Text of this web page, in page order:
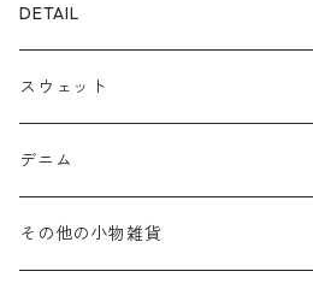
ECOレザー/ファー/ムートン
ブーツ
裏毛スウェット
爆暖フリース裏起毛
ボア
デニム
DETAIL
ロゴ
前後２WAY
スウェット
デニム
その他の小物雑貨